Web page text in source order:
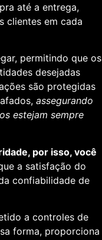
até a entrega,
clientes em cada
permitindo que os
desejadas
são protegidas
assegurando
estejam sempre
por isso, você
a satisfação do
confiabilidade de
a controles de
forma, proporciona